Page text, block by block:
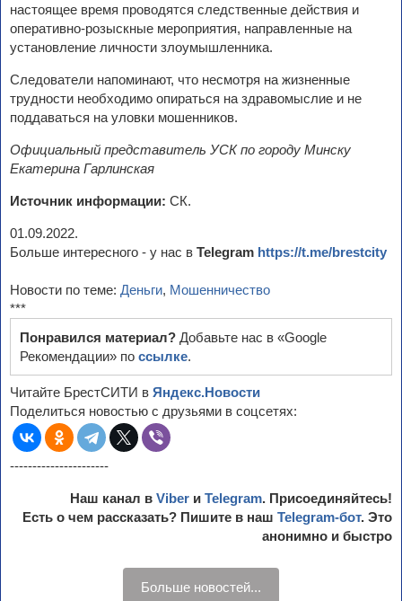
настоящее время проводятся следственные действия и
оперативно-розыскные мероприятия, направленные на
установление личности злоумышленника.
Следователи напоминают, что несмотря на жизненные
трудности необходимо опираться на здравомыслие и не
поддаваться на уловки мошенников.
Официальный представитель УСК по городу Минску
Екатерина Гарлинская
Источник информации: СК.
01.09.2022.
Больше интересного - у нас в Telegram https://t.me/brestcity
Новости по теме: Деньги, Мошенничество
***
Понравился материал? Добавьте нас в «Google
Рекомендации» по ссылке.
Читайте БрестСИТИ в Яндекс.Новости
Поделиться новостью с друзьями в соцсетях:
----------------------
Наш канал в Viber и Telegram. Присоединяйтесь!
Есть о чем рассказать? Пишите в наш Telegram-бот. Это
анонимно и быстро
Больше новостей...